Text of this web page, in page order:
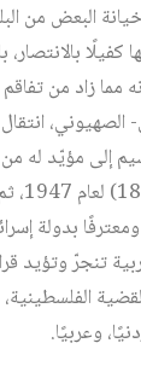
البعض من
كفيلًا
مما زاد من
إلى مؤيّد له من
على قرار
بدولة
تنجرّ وتؤيد
وعربيًا.